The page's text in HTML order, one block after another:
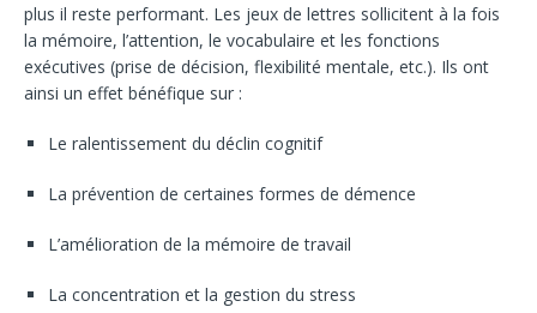
plus il reste performant. Les jeux de lettres sollicitent à la fois
la mémoire, l’attention, le vocabulaire et les fonctions
exécutives (prise de décision, flexibilité mentale, etc.). Ils ont
ainsi un effet bénéfique sur :
Le ralentissement du déclin cognitif
La prévention de certaines formes de démence
L’amélioration de la mémoire de travail
La concentration et la gestion du stress